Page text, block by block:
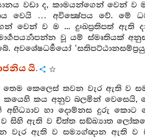
වඩා ද, කාමයන්ගෙන් වෙන් ව ම
වෙයි … අවික්‍ෂේපය වේ. මේ
වෙන් ව ම ... දුඃඛප්‍රතිපත් ඇති
වූ යම් ස්මෘතියක්
අවශේෂධර්‍මයෝ
යි.
තෙම කෙලෙස් තවන වැර ඇති ව
කයෙහි කය අනුව බලමින් වෙසෙයි,
හා දොම්නස දුරු කොට
සිහි ඇති ව චිත්ත සඞ්ඛ්‍යාත
ඇති ව සම්‍යග්ඥාන ඇති ව